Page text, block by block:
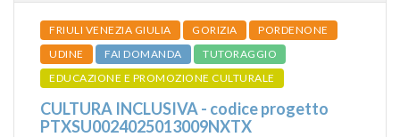
FRIULI VENEZIA GIULIA GORIZIA
PORDENONE
UDINE
FAI DOMANDA
TUTORAGGIO
EDUCAZIONE E PROMOZIONE CULTURALE
CULTURA INCLUSIVA - codice progetto
PTXSU0024025013009NXTX